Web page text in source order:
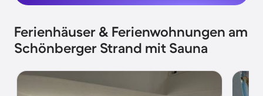
Ferienhäuser & Ferienwohnungen am
Schönberger Strand mit Sauna